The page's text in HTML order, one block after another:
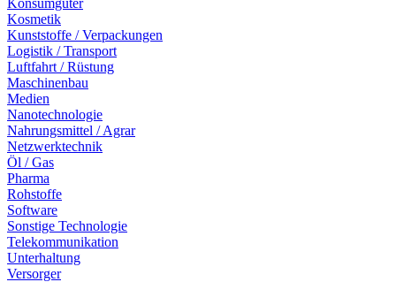
Konsumgüter
Kosmetik
Kunststoffe / Verpackungen
Logistik / Transport
Luftfahrt / Rüstung
Maschinenbau
Medien
Nanotechnologie
Nahrungsmittel / Agrar
Netzwerktechnik
Öl / Gas
Pharma
Rohstoffe
Software
Sonstige Technologie
Telekommunikation
Unterhaltung
Versorger